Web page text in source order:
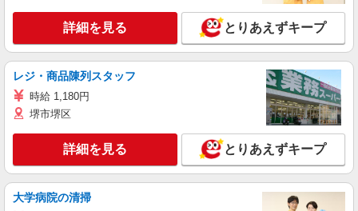
詳細を見る とりあえずキープ
レジ・商品陳列スタッフ
時給 1,180円
堺市堺区
詳細を見る とりあえずキープ
大学病院の清掃